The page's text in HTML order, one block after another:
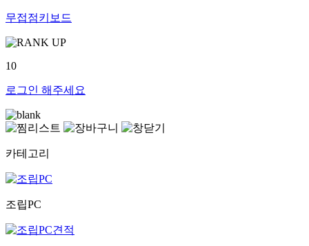
무접점키보드
10
로그인 해주세요
카테고리
조립PC